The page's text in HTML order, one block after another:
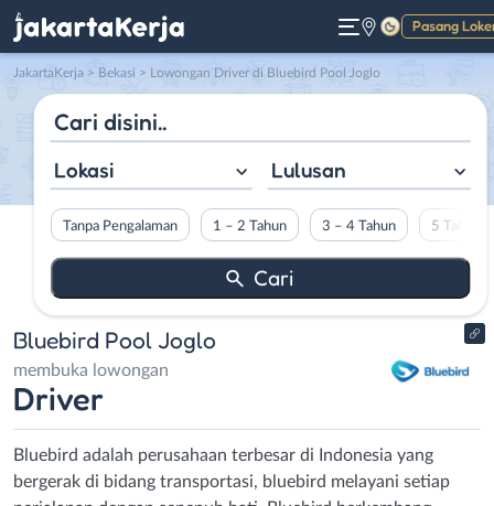
Pasang
Gelap
JakartaKerja > Bekasi > Lowongan Driver di Bluebird Pool Joglo
Lokasi Lulusan
Tanpa Pengalaman 1 – 2 Tahun 3 – 4 Tahun 5 Tahun
Bluebird Pool Joglo
membuka lowongan
Driver
Bluebird adalah perusahaan terbesar di Indonesia yang
bergerak di bidang transportasi, bluebird melayani setiap